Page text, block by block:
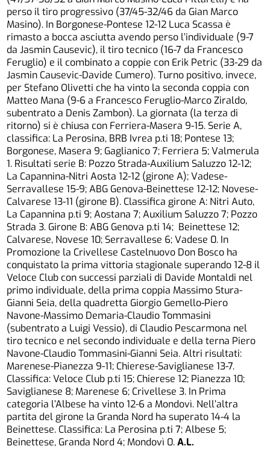
perso il tiro progressivo (37/45-32/46 da Gian Marco
Masino). In Borgonese-Pontese 12-12 Luca Scassa è
rimasto a bocca asciutta avendo perso l’individuale (9-7
da Jasmin Causevic), il tiro tecnico (16-7 da Francesco
Feruglio) e il combinato a coppie con Erik Petric (33-29 da
Jasmin Causevic-Davide Cumero). Turno positivo, invece,
per Stefano Olivetti che ha vinto la seconda coppia con
Matteo Mana (9-6 a Francesco Feruglio-Marco Ziraldo,
subentrato a Denis Zambon). La giornata (la terza di
ritorno) si è chiusa con Ferriera-Masera 9-15. Serie A,
classifica: La Perosina, BRB Ivrea p.ti 18; Pontese 13;
Borgonese, Masera 9; Gaglianico 7; Ferriera 5; Valmerula
1. Risultati serie B: Pozzo Strada-Auxilium Saluzzo 12-12;
La Capannina-Nitri Aosta 12-12 (girone A); Vadese-
Serravallese 15-9; ABG Genova-Beinettese 12-12; Novese-
Calvarese 13-11 (girone B). Classifica girone A: Nitri Auto,
La Capannina p.ti 9; Aostana 7; Auxilium Saluzzo 7; Pozzo
Strada 3. Girone B: ABG Genova p.ti 14; Beinettese 12;
Calvarese, Novese 10; Serravallese 6; Vadese 0. In
Promozione la Crivellese Castelnuovo Don Bosco ha
conquistato la prima vittoria stagionale superando 12-8 il
Veloce Club con successi parziali di Davide Montaldi nel
primo individuale, della prima coppia Massimo Stura-
Gianni Seia, della quadretta Giorgio Gemello-Piero
Navone-Massimo Demaria-Claudio Tommasini
(subentrato a Luigi Vessio), di Claudio Pescarmona nel
tiro tecnico e nel secondo individuale e della terna Piero
Navone-Claudio Tommasini-Gianni Seia. Altri risultati:
Marenese-Pianezza 9-11; Chierese-Saviglianese 13-7.
Classifica: Veloce Club p.ti 15; Chierese 12; Pianezza 10;
Saviglianese 8; Marenese 6; Crivellese 3. In Prima
categoria l’Albese ha vinto 12-6 a Mondovì. Nell’altra
partita del girone la Granda Nord ha superato 14-4 la
Beinettese. Classifica: La Perosina p.ti 7; Albese 5;
Beinettese, Granda Nord 4; Mondovì 0.A.L.